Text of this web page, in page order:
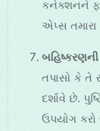
કનેક્શનને
એપ્સ
બહિષ્કરણની
તપાસો કે તે
દર્શાવે છે.
ઉપયોગ કરો